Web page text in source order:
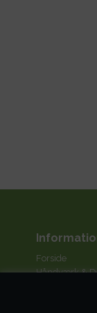
Forside
Håndværk &